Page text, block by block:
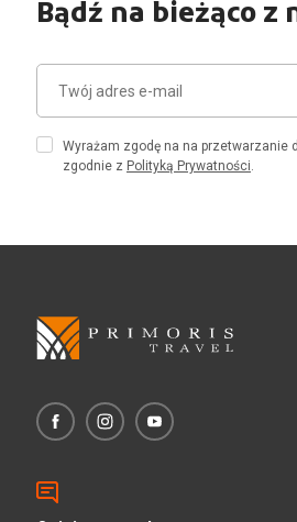
Bądź na bieżąco
Wyrażam zgodę na na przetwarzanie
zgodnie z Polityką Prywatności.